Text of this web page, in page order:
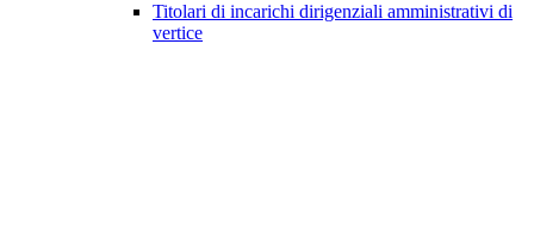
Titolari di incarichi dirigenziali amministrativi di
vertice